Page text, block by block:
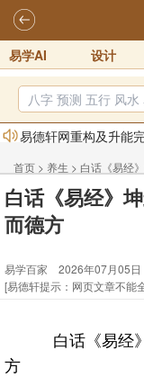
易学AI 设计
易德轩网重构及升能
2025-07-01
2026年化太岁锦囊属
订！！
易德轩首席风水大师
易德轩通告：本网站
体验！！
2025-07-
首页 > 养生 > 白话《易经
方
白话《易经》
而德方
易学百家 2026年07月05日
[易德轩提示：网页文章不能
白话《易经》
方